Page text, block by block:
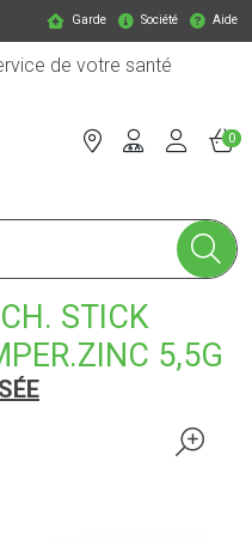
Garde Société Aide
de votre santé
ligne à votre service
0
STICK
5,5G